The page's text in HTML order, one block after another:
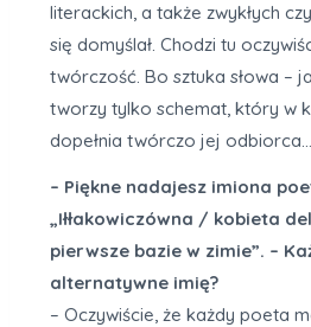
literackich, a także zwykłych
się domyślał. Chodzi tu
twórczość. Bo sztuka słowa –
tworzy tylko schemat, który w
dopełnia twórczo jej odbiorca…
– Piękne nadajesz imiona
„Iłłakowiczówna / kobieta
pierwsze bazie w zimie”. –
alternatywne imię?
– Oczywiście, że każdy poeta